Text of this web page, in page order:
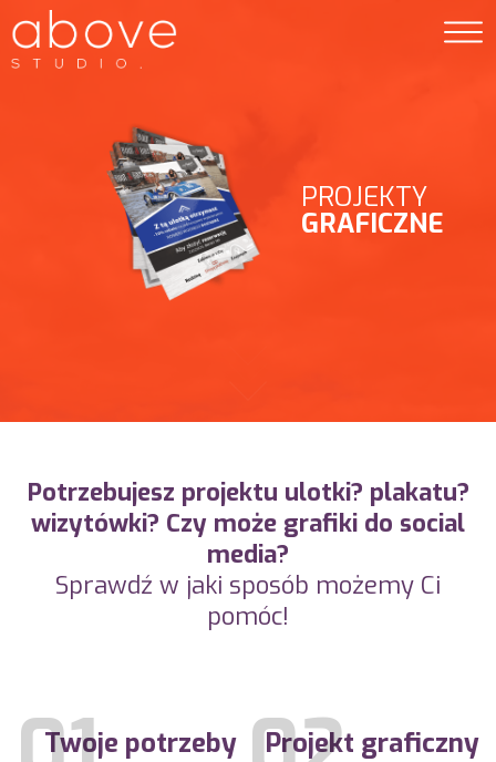
PROJEKTY
GRAFICZNE
Potrzebujesz projektu ulotki? plakatu?
wizytówki? Czy może grafiki do social
media?
Sprawdź w jaki sposób możemy Ci
pomóc!
Twoje potrzeby Projekt graficzny